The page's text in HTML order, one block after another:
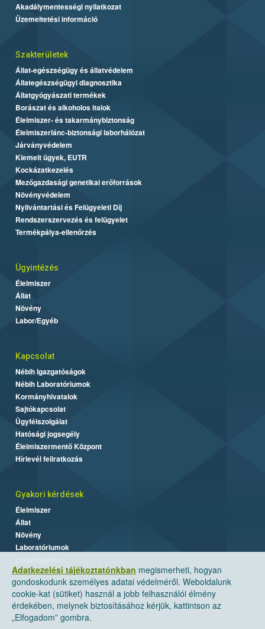
Adatkezelési tájékoztatónkban megismerheti, hogyan
gondoskodunk személyes adatai védelméről. Weboldalunk
cookie-kat (sütiket) használ a jobb felhasználói élmény
érdekében, melynek biztosításához kérjük, kattintson az
„Elfogadom” gombra.
Akadálymentességi nyilatkozat
Üzemeltetési információ
Szakterületek
Állat-egészségügy és állatvédelem
Állategészségügyi diagnosztika
Állatgyógyászati termékek
Borászat és alkoholos italok
Élelmiszer- és takarmánybiztonság
Élelmiszerlánc-biztonsági laborhálózat
Járványvédelem
Kiemelt ügyek, EUTR
Kockázatkezelés
Mezőgazdasági genetikai erőforrások
Növényvédelem
Nyilvántartási és Felügyeleti Díj
Rendszerszervezés és felügyelet
Termékpálya-ellenőrzés
Ügyintézés
Élelmiszer
Állat
Növény
Labor/Egyéb
Kapcsolat
Nébih Igazgatóságok
Nébih Laboratóriumok
Kormányhivatalok
Sajtókapcsolat
Ügyfélszolgálat
Hatósági jogsegély
Élelmiszermentő Központ
Hírlevél feliratkozás
Gyakori kérdések
Élelmiszer
Állat
Növény
Laboratóriumok